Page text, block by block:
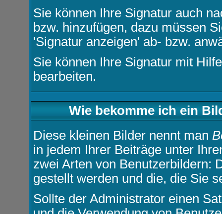
Sie können Ihre Signatur auch
bzw. hinzufügen, dazu müssen
'Signatur anzeigen' ab- bzw.
Sie können Ihre Signatur mit
bearbeiten.
Wie bekomme ich ein
Diese kleinen Bilder nennt man
in jedem Ihrer Beiträge unter
zwei Arten von Benutzerbildern:
gestellt werden und die, die Sie
Sollte der Administrator einen